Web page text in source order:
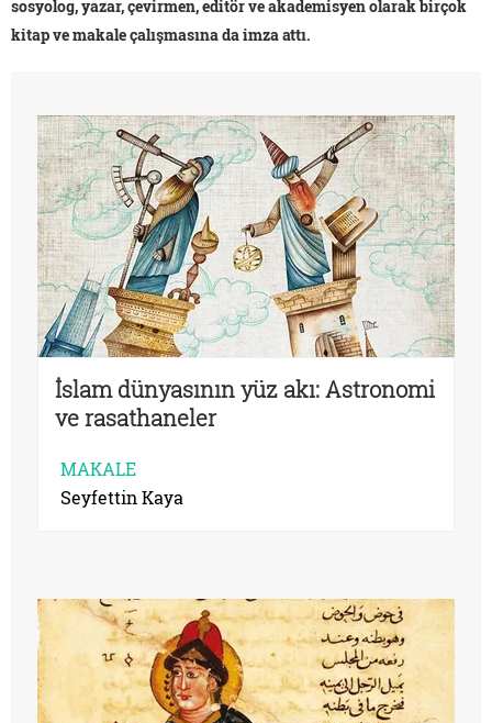
sosyolog, yazar, çevirmen, editör ve akademisyen olarak birçok
kitap ve makale çalışmasına da imza attı.
İslam dünyasının yüz akı: Astronomi
ve rasathaneler
MAKALE
Seyfettin Kaya